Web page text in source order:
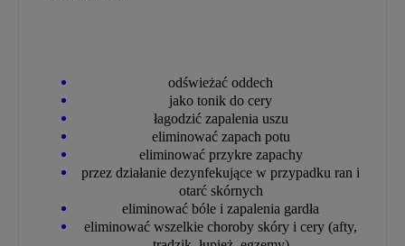
odświeżać oddech
jako tonik do cery
łagodzić zapalenia uszu
eliminować zapach potu
eliminować przykre zapachy
przez działanie dezynfekujące w przypadku ran i
otarć skórnych
eliminować bóle i zapalenia gardła
eliminować wszelkie choroby skóry i cery (afty,